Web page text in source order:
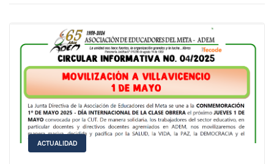
ACTUALIDAD